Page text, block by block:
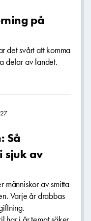
på
det svårt att komma
delar av landet.
Så
sjuk av
människor av smitta
Varje år drabbas